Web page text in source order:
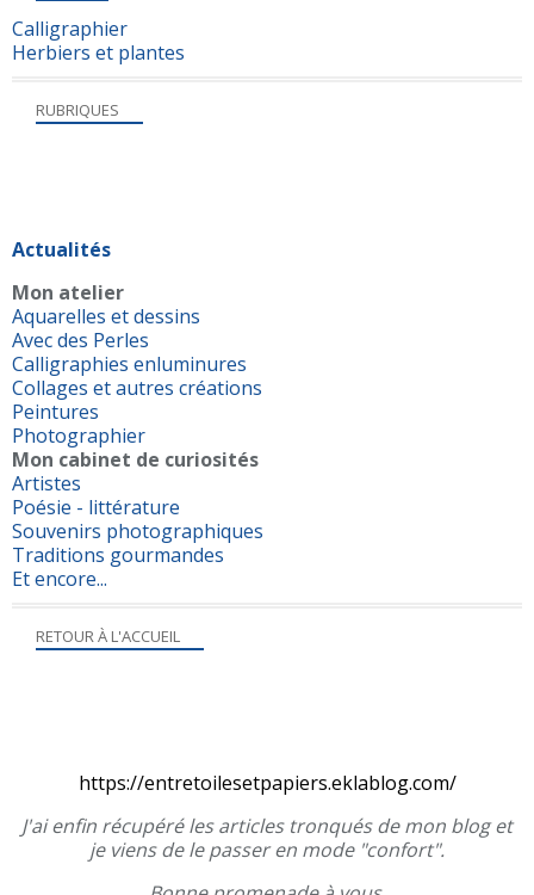
Calligraphier
Herbiers et plantes
RETOUR À L'ACCUEIL
https://entretoilesetpapiers.eklablog.com/
J'ai enfin récupéré les articles tronqués de mon blog et
je viens de le passer en mode "confort".
RUBRIQUES
Actualités
Mon atelier
Aquarelles et dessins
Avec des Perles
Calligraphies enluminures
Collages et autres créations
Peintures
Photographier
Mon cabinet de curiosités
Artistes
Poésie - littérature
Souvenirs photographiques
Traditions gourmandes
Et encore...